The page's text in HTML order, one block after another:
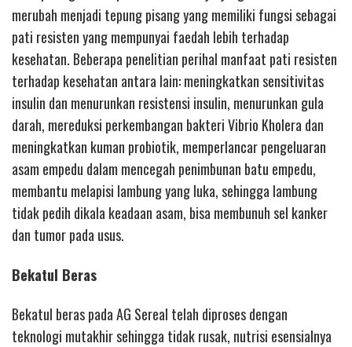
merubah menjadi tepung pisang yang memiliki fungsi sebagai
pati resisten yang mempunyai faedah lebih terhadap
kesehatan. Beberapa penelitian perihal manfaat pati resisten
terhadap kesehatan antara lain: meningkatkan sensitivitas
insulin dan menurunkan resistensi insulin, menurunkan gula
darah, mereduksi perkembangan bakteri Vibrio Kholera dan
meningkatkan kuman probiotik, memperlancar pengeluaran
asam empedu dalam mencegah penimbunan batu empedu,
membantu melapisi lambung yang luka, sehingga lambung
tidak pedih dikala keadaan asam, bisa membunuh sel kanker
dan tumor pada usus.
Bekatul Beras
Bekatul beras pada AG Sereal telah diproses dengan
teknologi mutakhir sehingga tidak rusak, nutrisi esensialnya